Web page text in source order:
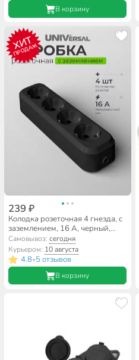
В корзину
ХИТ
ПРОДАЖ
239 ₽
Колодка розеточная 4 гнезда, с
заземлением, 16 А, черный,
UNIVersal, 1401
Самовывоз:сегодня
Курьером: 10 августа
4.8•5 отзывов
В корзину